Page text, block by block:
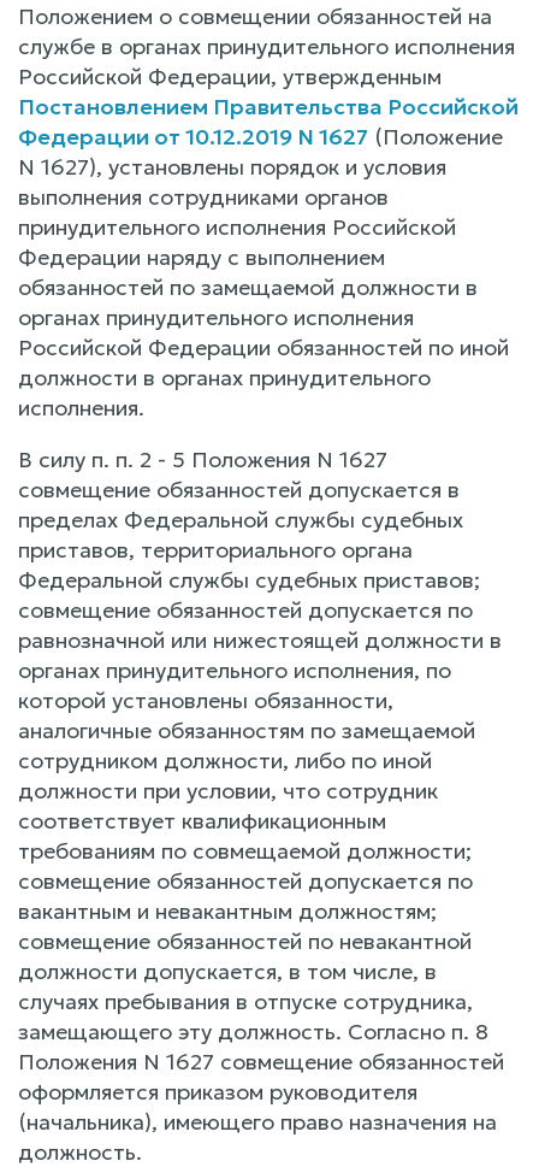
Положением о совмещении обязанностей на
службе в органах принудительного исполнения
Российской Федерации, утвержденным
Постановлением Правительства Российской
Федерации от 10.12.2019 N 1627 (Положение
N 1627), установлены порядок и условия
выполнения сотрудниками органов
принудительного исполнения Российской
Федерации наряду с выполнением
обязанностей по замещаемой должности в
органах принудительного исполнения
Российской Федерации обязанностей по иной
должности в органах принудительного
исполнения.
В силу п. п. 2 - 5 Положения N 1627
совмещение обязанностей допускается в
пределах Федеральной службы судебных
приставов, территориального органа
Федеральной службы судебных приставов;
совмещение обязанностей допускается по
равнозначной или нижестоящей должности в
органах принудительного исполнения, по
которой установлены обязанности,
аналогичные обязанностям по замещаемой
сотрудником должности, либо по иной
должности при условии, что сотрудник
соответствует квалификационным
требованиям по совмещаемой должности;
совмещение обязанностей допускается по
вакантным и невакантным должностям;
совмещение обязанностей по невакантной
должности допускается, в том числе, в
случаях пребывания в отпуске сотрудника,
замещающего эту должность. Согласно п. 8
Положения N 1627 совмещение обязанностей
оформляется приказом руководителя
(начальника), имеющего право назначения на
должность.